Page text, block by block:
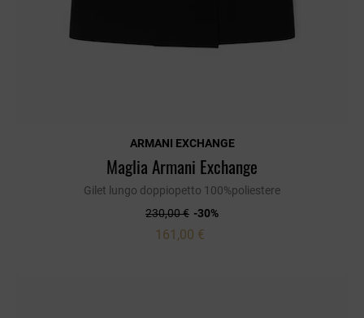
ARMANI EXCHANGE
Maglia Armani Exchange
Gilet lungo doppiopetto 100%poliestere
230,00 € -30%
161,00 €